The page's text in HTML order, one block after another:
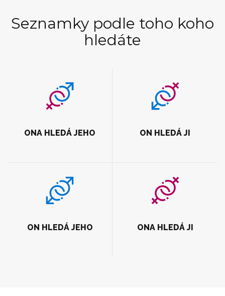
Seznamky podle toho koho
hledáte
ONA HLEDÁ JEHO ON HLEDÁ JI
ON HLEDÁ JEHO ONA HLEDÁ JI